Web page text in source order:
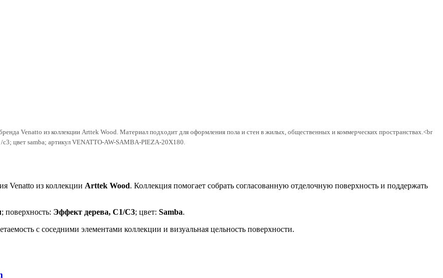
Venatto из коллекции Arttek Wood. Материал подходит для оформления пола и стен в жилых, общественных и коммерческих пространствах.<br
цвет samba; артикул VENATTO-AW-SAMBA-PIEZA-20X180.
Venatto из коллекции Arttek Wood. Коллекция помогает собрать согласованную отделочную поверхность и поддержать
; поверхность: Эффект дерева, C1/C3; цвет: Samba.
с соседними элементами коллекции и визуальная цельность поверхности.